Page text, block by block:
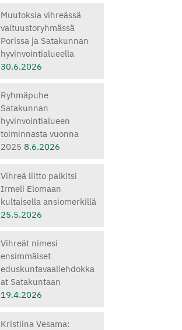
Muutoksia vihreässä
valtuustoryhmässä
Porissa ja Satakunnan
hyvinvointialueella
30.6.2026
Ryhmäpuhe
Satakunnan
hyvinvointialueen
toiminnasta vuonna
2025 8.6.2026
Vihreä liitto palkitsi
Irmeli Elomaan
kultaisella ansiomerkillä
25.5.2026
Vihreät nimesi
ensimmäiset
eduskuntavaaliehdokka
at Satakuntaan
19.4.2026
Kristiina Vesama: